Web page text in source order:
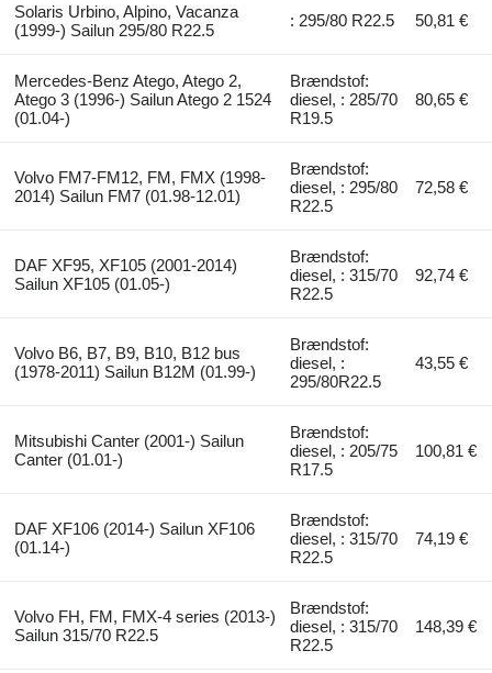
Solaris Urbino, Alpino, Vacanza
(1999-) Sailun 295/80 R22.5
: 295/80 R22.5 50,81 €
Mercedes-Benz Atego, Atego 2,
Atego 3 (1996-) Sailun Atego 2 1524
(01.04-)
Brændstof:
diesel, : 285/70
R19.5
80,65 €
Volvo FM7-FM12, FM, FMX (1998-
2014) Sailun FM7 (01.98-12.01)
Brændstof:
diesel, : 295/80
R22.5
72,58 €
DAF XF95, XF105 (2001-2014)
Sailun XF105 (01.05-)
Brændstof:
diesel, : 315/70
R22.5
92,74 €
Volvo B6, B7, B9, B10, B12 bus
(1978-2011) Sailun B12M (01.99-)
Brændstof:
diesel, :
295/80R22.5
43,55 €
Mitsubishi Canter (2001-) Sailun
Canter (01.01-)
Brændstof:
diesel, : 205/75
R17.5
100,81 €
DAF XF106 (2014-) Sailun XF106
(01.14-)
Brændstof:
diesel, : 315/70
R22.5
74,19 €
Volvo FH, FM, FMX-4 series (2013-)
Sailun 315/70 R22.5
Brændstof:
diesel, : 315/70
R22.5
148,39 €